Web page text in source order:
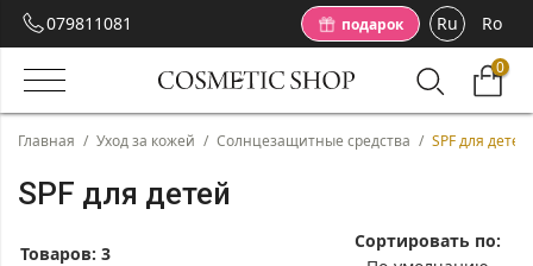
079811081 подарок Ru Ro
0
Главная / Уход за кожей / Солнцезащитные средства / SPF для детей
SPF для детей
Товаров: 3
Сортировать по: